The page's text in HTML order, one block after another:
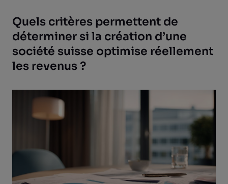
Quels critères permettent de
déterminer si la création d’une
société suisse optimise réellement
les revenus ?